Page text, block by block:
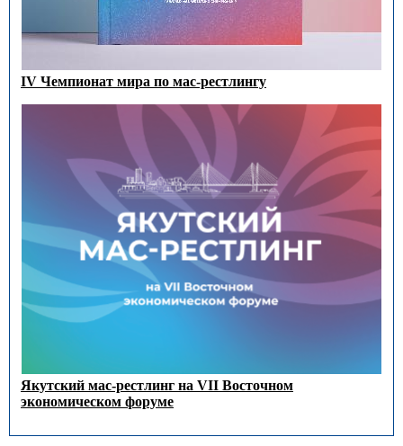
IV Чемпионат мира по мас-рестлингу
Якутский мас-рестлинг на VII Восточном
экономическом форуме